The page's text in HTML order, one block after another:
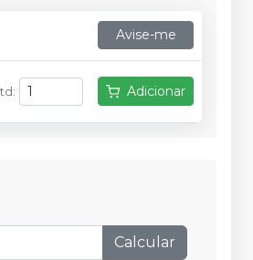
Avise-me
: Adicionar
Calcular